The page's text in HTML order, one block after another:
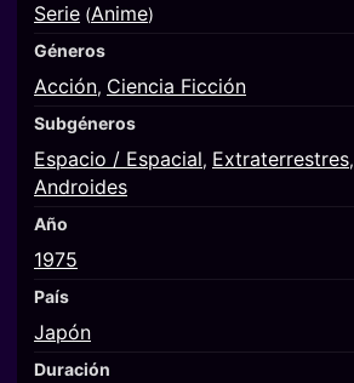
Serie (Anime)
Géneros
Acción, Ciencia Ficción
Subgéneros
Espacio / Espacial, Extraterrestres,
Androides
Año
1975
País
Japón
Duración